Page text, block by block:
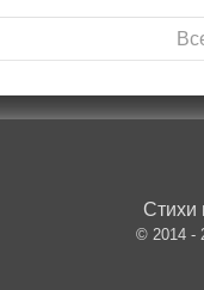
Стихи
© 2014 -